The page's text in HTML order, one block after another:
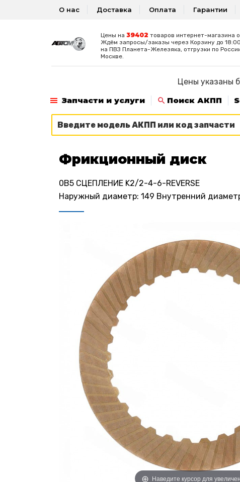
О нас Доставка Оплата Гарантии
Цены на 39402 товаров интернет-магазина
Ждём запросы/заказы через Корзину до
на ПВЗ Планета-Железяка, отгрузки по
Москве.
Цены указаны
Запчасти и услуги
Поиск АКПП
Фрикционный диск
0B5 СЦЕПЛЕНИЕ K2/2-4-6-REVERSE
Наружный диаметр: 149 Внутренний
Наведите курсор для